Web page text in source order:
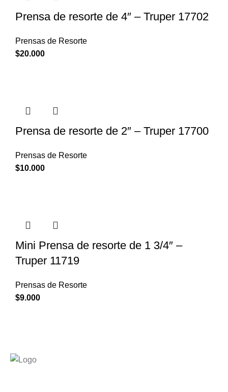
Prensa de resorte de 4″ – Truper 17702
Prensas de Resorte
$20.000
Prensa de resorte de 2″ – Truper 17700
Prensas de Resorte
$10.000
Mini Prensa de resorte de 1 3/4″ –
Truper 11719
Prensas de Resorte
$9.000